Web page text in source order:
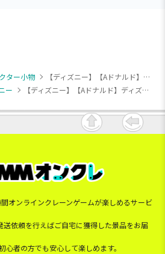
ター小物
【ディズニー】【Aドナルド】ディズニーキャラクター ねむぐるみ マスコット②
ー 【ディズニー】【Aドナルド】ディズニーキャラクター ねむぐるみ マスコット②
オンラインクレーンゲームが楽しめるサービ
依頼を行えばご自宅に獲得した景品をお届
者の方でも安心して楽しめます。